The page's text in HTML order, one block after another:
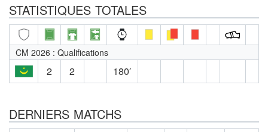
STATISTIQUES TOTALES
CM 2026 : Qualifications
2 2 180′
DERNIERS MATCHS